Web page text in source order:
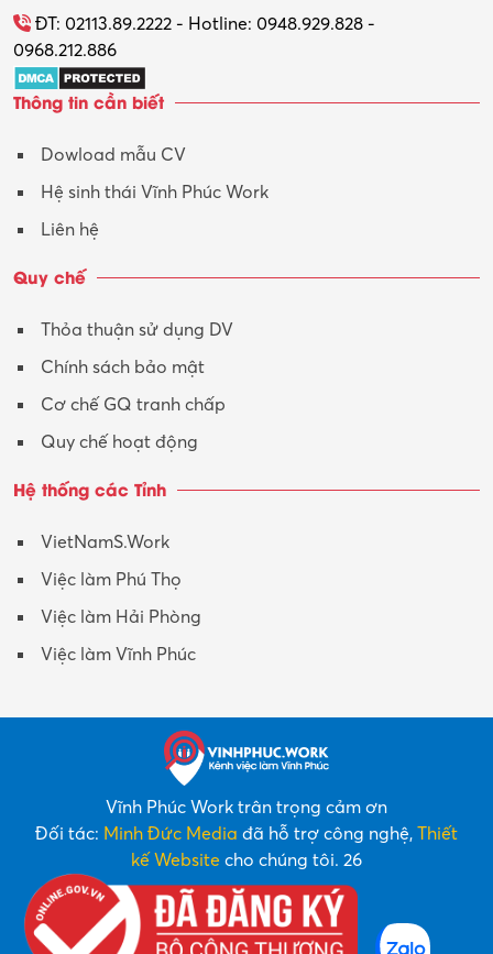
Tổ chức sự kiện – Quà tặng
Trợ lý
Tư vấn
Tư vấn – Kiến trúc
Y tế-Dược
ĐT: 02113.89.2222 - Hotline: 0948.929.828 -
0968.212.886
Thông tin cần biết
Dowload mẫu CV
Hệ sinh thái Vĩnh Phúc Work
Liên hệ
Quy chế
Thỏa thuận sử dụng DV
Chính sách bảo mật
Cơ chế GQ tranh chấp
Quy chế hoạt động
Hệ thống các Tỉnh
VietNamS.Work
Việc làm Phú Thọ
Việc làm Hải Phòng
Việc làm Vĩnh Phúc
Vĩnh Phúc Work trân trọng cảm ơn
Đối tác: Minh Đức Media đã hỗ trợ công nghệ, Thiết
kế Website cho chúng tôi. 26